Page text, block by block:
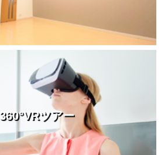
360°VRツアー